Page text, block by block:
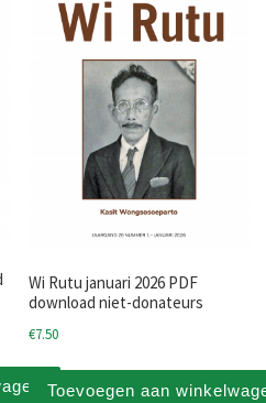
Wi Rutu januari 2026 PDF
download niet-donateurs
€7.50
Toevoegen aan